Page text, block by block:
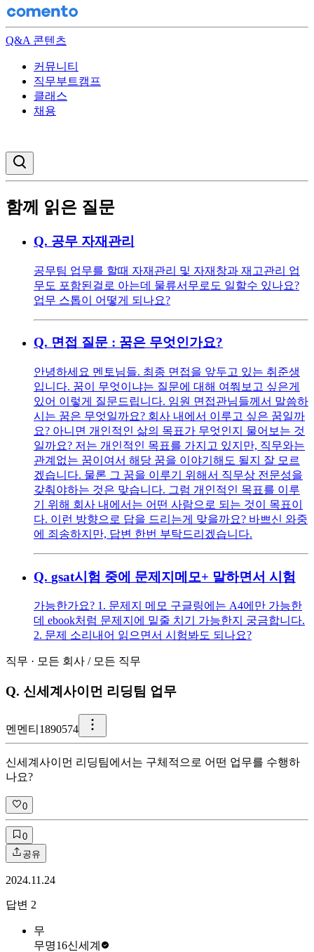
Q&A 콘텐츠
커뮤니티
직무부트캠프
클래스
채용
함께 읽은 질문
Q. 공무 자재관리
공무팀 업무를 할때 자재관리 및 자재창과 재고관리 업
무도 포함된걸로 아는데 물류서무로도 일할수 있나요?
업무 스톱이 어떻게 되나요?
Q. 면접 질문 : 꿈은 무엇인가요?
안녕하세요 멘토님들. 최종 면접을 앞두고 있는 취준생
입니다. 꿈이 무엇이냐는 질문에 대해 여쭤보고 싶은게
있어 이렇게 질문드립니다. 임원 면접관님들께서 말씀하
시는 꿈은 무엇일까요? 회사 내에서 이루고 싶은 꿈일까
요? 아니면 개인적인 삶의 목표가 무엇인지 물어보는 것
일까요? 저는 개인적인 목표를 가지고 있지만, 직무와는
관계없는 꿈이여서 해당 꿈을 이야기해도 될지 잘 모르
겠습니다. 물론 그 꿈을 이루기 위해서 직무상 전문성을
갖춰야하는 것은 맞습니다. 그럼 개인적인 목표를 이루
기 위해 회사 내에서는 어떤 사람으로 되는 것이 목표이
다. 이런 방향으로 답을 드리는게 맞을까요? 바쁘신 와중
에 죄송하지만, 답변 한번 부탁드리겠습니다.
Q. gsat시험 중에 문제지메모+ 말하면서 시험
가능한가요? 1. 문제지 메모 구글링에는 A4에만 가능한
데 ebook처럼 문제지에 밑줄 치기 가능한지 궁금합니다.
2. 문제 소리내어 읽으면서 시험봐도 되나요?
직무 · 모든 회사 / 모든 직무
Q. 신세계사이먼 리딩팀 업무
멘 멘티1890574
신세계사이먼 리딩팀에서는 구체적으로 어떤 업무를 수행하
나요?
0
0
공유
2024.11.24
답변 2
무
무명16신세계